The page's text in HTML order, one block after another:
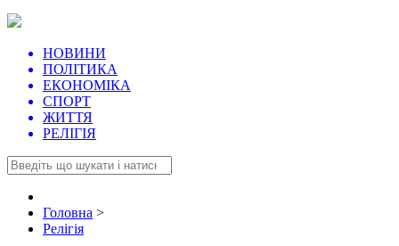
НОВИНИ
ПОЛІТИКА
ЕКОНОМІКА
СПОРТ
ЖИТТЯ
РЕЛІГІЯ
Головна >
Релігія